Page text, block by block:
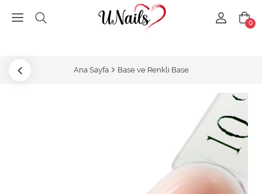
0
Ana Sayfa Base ve Renkli Base